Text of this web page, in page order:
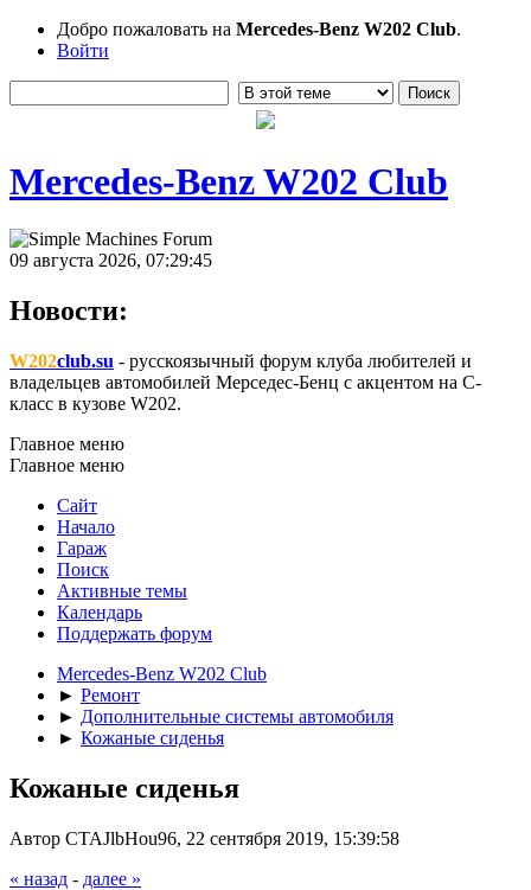
Добро пожаловать на Mercedes-Benz W202 Club.
Войти
Mercedes-Benz W202 Club
09 августа 2026, 07:29:45
Новости:
W202club.su - русскоязычный форум клуба любителей и
владельцев автомобилей Мерседес-Бенц с акцентом на C-
класс в кузове W202.
Главное меню
Главное меню
Сайт
Начало
Гараж
Поиск
Активные темы
Календарь
Поддержать форум
Mercedes-Benz W202 Club
► Ремонт
► Дополнительные системы автомобиля
► Кожаные сиденья
Кожаные сиденья
Автор CTAJlbHou96, 22 сентября 2019, 15:39:58
« назад - далее »